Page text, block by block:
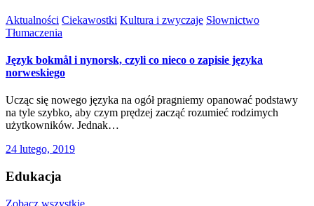
Aktualności Ciekawostki Kultura i zwyczaje Słownictwo
Tłumaczenia
Język bokmål i nynorsk, czyli co nieco o zapisie języka
norweskiego
Ucząc się nowego języka na ogół pragniemy opanować podstawy
na tyle szybko, aby czym prędzej zacząć rozumieć rodzimych
użytkowników. Jednak…
24 lutego, 2019
Edukacja
Zobacz wszystkie